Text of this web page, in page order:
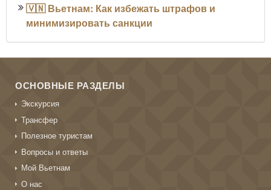
🇻🇳 Вьетнам: Как избежать штрафов и
минимизировать санкции
ОСНОВНЫЕ РАЗДЕЛЫ
Экскурсия
Трансфер
Полезное туристам
Вопросы и ответы
Мой Вьетнам
О нас